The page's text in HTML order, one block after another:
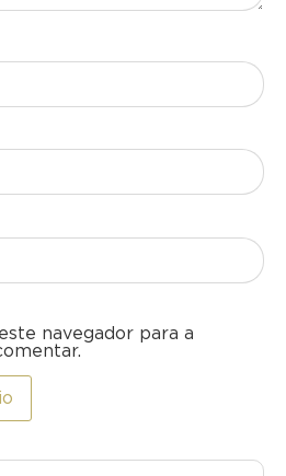
navegador para a